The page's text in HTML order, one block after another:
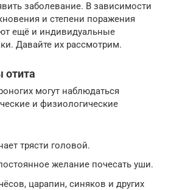
заболевание. В зависимости
и степени поражения
ещё и индивидуальные
Давайте их рассмотрим.
могут наблюдаться
и физиологические
трясти головой.
желание почесать уши.
царапин, синяков и других